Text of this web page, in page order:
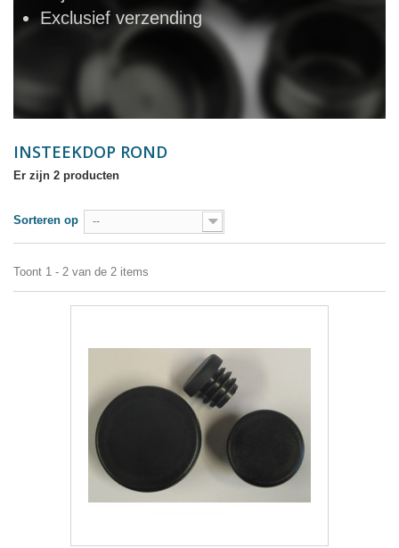
Exclusief verzending
INSTEEKDOP ROND
Er zijn 2 producten
Sorteren op --
Toont 1 - 2 van de 2 items